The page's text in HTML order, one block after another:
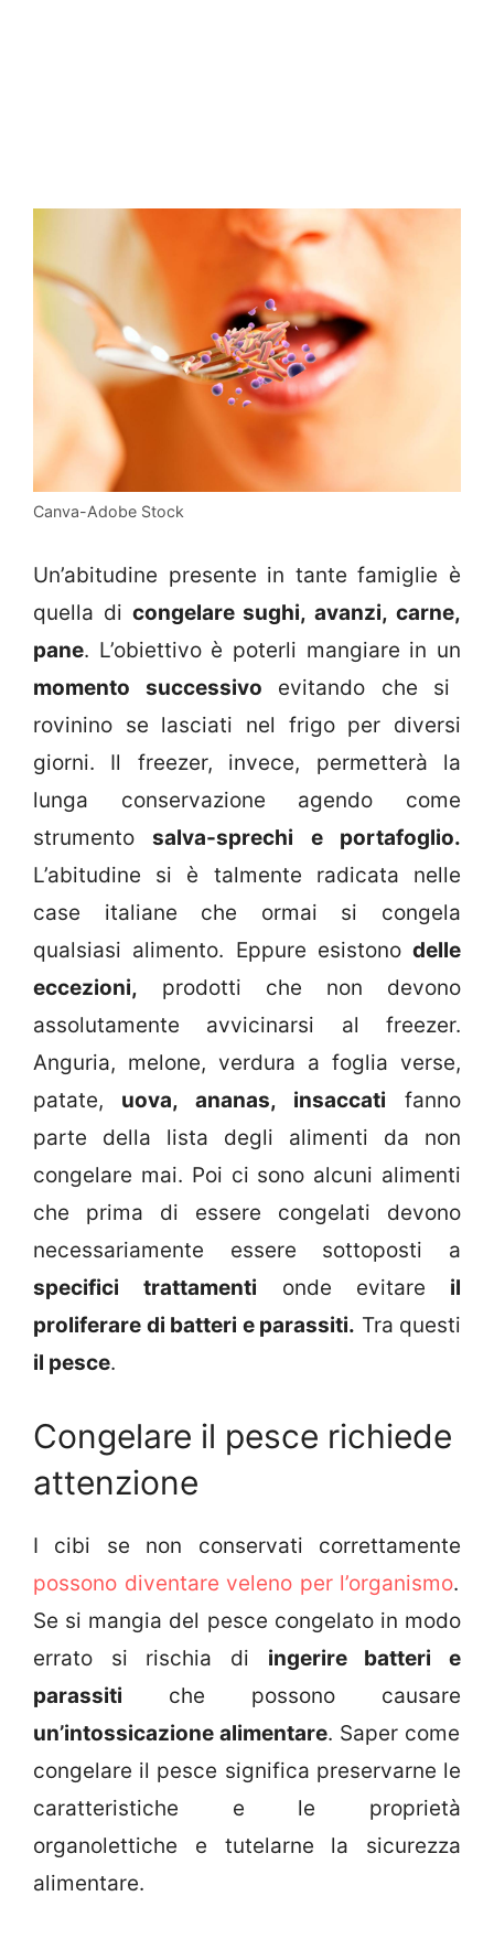
Canva-Adobe Stock
Un’abitudine presente in tante famiglie è
quella di congelare sughi, avanzi, carne,
pane. L’obiettivo è poterli mangiare in un
momento successivo evitando che si
rovinino se lasciati nel frigo per diversi
giorni. Il freezer, invece, permetterà la
lunga conservazione agendo come
strumentosalva-sprechi e portafoglio.
L’abitudine si è talmente radicata nelle
case italiane che ormai si congela
qualsiasi alimento. Eppure esistono delle
eccezioni, prodotti che non devono
assolutamente avvicinarsi al freezer.
Anguria, melone, verdura a foglia verse,
patate, uova, ananas, insaccati fanno
parte della lista degli alimenti da non
congelare mai. Poi ci sono alcuni alimenti
che prima di essere congelati devono
necessariamente essere sottoposti a
specifici trattamenti onde evitare il
proliferare di batteri e parassiti. Tra questi
il pesce.
Congelare il pesce richiede
attenzione
I cibi se non conservati correttamente
possono diventare veleno per l’organismo.
Se si mangia del pesce congelato in modo
errato si rischia di ingerire batteri e
parassiti che possono causare
un’intossicazione alimentare. Saper come
congelare il pesce significa preservarne le
caratteristiche e le proprietà
organolettiche e tutelarne la sicurezza
alimentare.